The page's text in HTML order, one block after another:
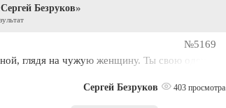
Сергей Безруков»
№5169
глядя на чужую женщину. Ты свою одень,
Сергей Безруков 403 просмотра